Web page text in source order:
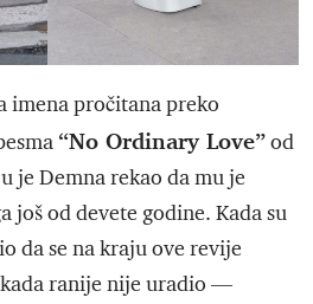
imena pročitana preko
“No Ordinary Love”od
je Demna rekao da mu je
još od devete godine. Kada su
da se na kraju ove revije
ranije nije uradio —